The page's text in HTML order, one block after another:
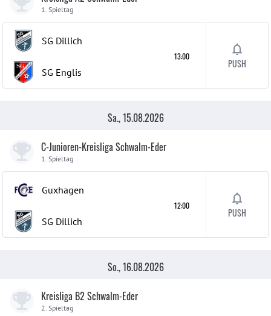
1. Spieltag
SG Dillich
SG Englis
13:00
PUSH
Sa., 15.08.2026
C-Junioren-Kreisliga Schwalm-Eder
1. Spieltag
Guxhagen
SG Dillich
12:00
PUSH
So., 16.08.2026
Kreisliga B2 Schwalm-Eder
2. Spieltag